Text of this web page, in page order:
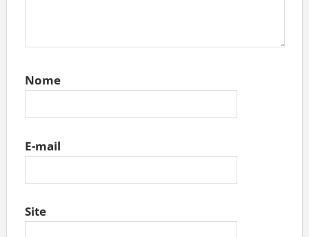
Nome
E-mail
Site